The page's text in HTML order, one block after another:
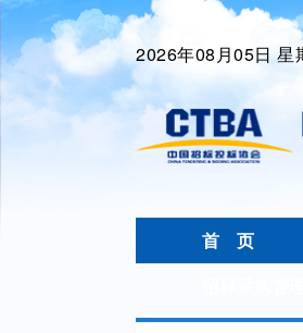
2026年08月05日 星
首 页